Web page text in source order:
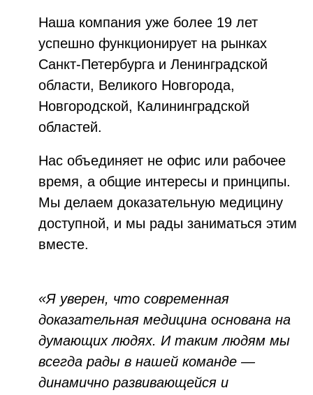
Наша компания уже более 19 лет
успешно функционирует на рынках
Санкт-Петербурга и Ленинградской
области, Великого Новгорода,
Новгородской, Калининградской
областей.
Нас объединяет не офис или рабочее
время, а общие интересы и принципы.
Мы делаем доказательную медицину
доступной, и мы рады заниматься этим
вместе.
«Я уверен, что современная
доказательная медицина основана на
думающих людях. И таким людям мы
всегда рады в нашей команде —
динамично развивающейся и